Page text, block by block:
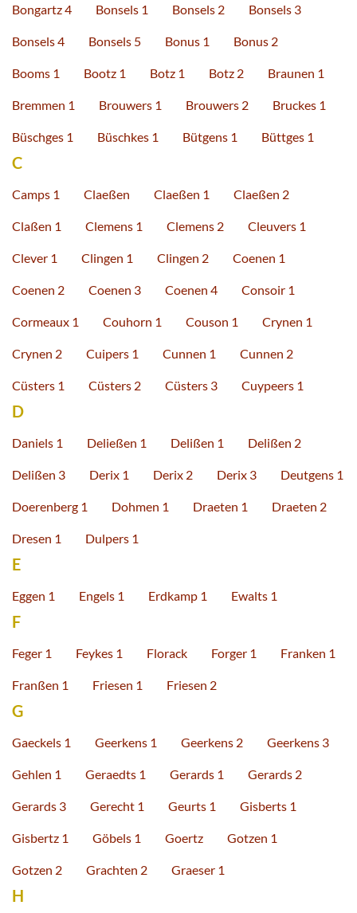
Bongartz 4 Bonsels 1 Bonsels 2 Bonsels 3
Bonsels 4 Bonsels 5 Bonus 1 Bonus 2
Booms 1 Bootz 1 Botz 1 Botz 2 Braunen 1
Bremmen 1 Brouwers 1 Brouwers 2 Bruckes 1
Büschges 1 Büschkes 1 Bütgens 1 Büttges 1
C
Camps 1 Claeßen Claeßen 1 Claeßen 2
Claßen 1 Clemens 1 Clemens 2 Cleuvers 1
Clever 1 Clingen 1 Clingen 2 Coenen 1
Coenen 2 Coenen 3 Coenen 4 Consoir 1
Cormeaux 1 Couhorn 1 Couson 1 Crynen 1
Crynen 2 Cuipers 1 Cunnen 1 Cunnen 2
Cüsters 1 Cüsters 2 Cüsters 3 Cuypeers 1
D
Daniels 1 Deließen 1 Delißen 1 Delißen 2
Delißen 3 Derix 1 Derix 2 Derix 3 Deutgens 1
Doerenberg 1 Dohmen 1 Draeten 1 Draeten 2
Dresen 1 Dulpers 1
E
Eggen 1 Engels 1 Erdkamp 1 Ewalts 1
F
Feger 1 Feykes 1 Florack Forger 1 Franken 1
Franßen 1 Friesen 1 Friesen 2
G
Gaeckels 1 Geerkens 1 Geerkens 2 Geerkens 3
Gehlen 1 Geraedts 1 Gerards 1 Gerards 2
Gerards 3 Gerecht 1 Geurts 1 Gisberts 1
Gisbertz 1 Göbels 1 Goertz Gotzen 1
Gotzen 2 Grachten 2 Graeser 1
H